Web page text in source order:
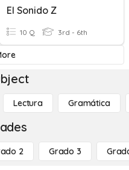
El Sonido Z
10 Q 3rd - 6th
Lectura Gramática
2 Grado 3